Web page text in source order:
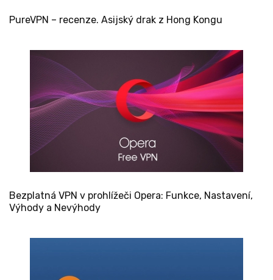
PureVPN – recenze. Asijský drak z Hong Kongu
Bezplatná VPN v prohlížeči Opera: Funkce, Nastavení,
Výhody a Nevýhody